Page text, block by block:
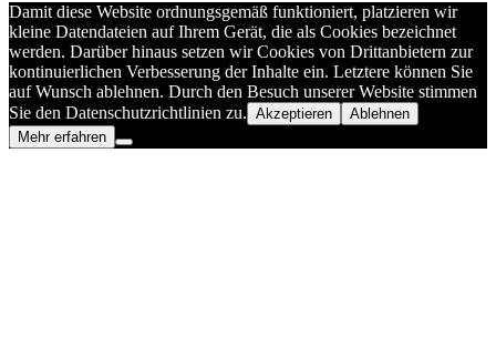
Damit diese Website ordnungsgemäß funktioniert, platzieren wir
kleine Datendateien auf Ihrem Gerät, die als Cookies bezeichnet
werden. Darüber hinaus setzen wir Cookies von Drittanbietern zur
kontinuierlichen Verbesserung der Inhalte ein. Letztere können Sie
auf Wunsch ablehnen. Durch den Besuch unserer Website stimmen
Sie den Datenschutzrichtlinien zu. Akzeptieren
Ablehnen
Mehr erfahren